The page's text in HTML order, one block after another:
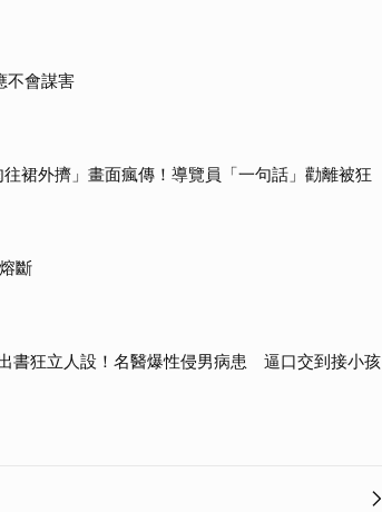
不會謀害
裙外擠」畫面瘋傳！導覽員「一句話」勸離被狂
斷
書狂立人設！名醫爆性侵男病患 逼口交到接小孩